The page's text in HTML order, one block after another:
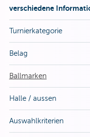
verschiedene
Turnierkategorie
Belag
Ballmarken
Halle / aussen
Auswahlkriterien